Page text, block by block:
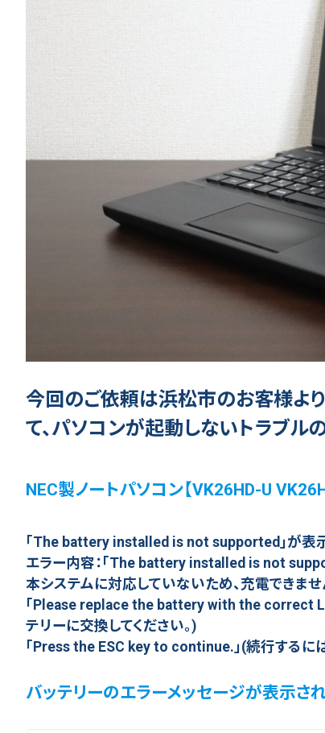
今回のご依頼は浜松市のお客様よ
て、パソコンが起動しないトラブル
NEC製ノートパソコン【VK26HD-U
「The battery installed is not supported」が表
エラー内容：「The battery installed is not
本システムに対応していないため、充電できませ
「Please replace the battery with the correct
テリーに交換してください。)
「Press the ESC key to continue.」(続行するに
バッテリーのエラーメッセージが表示さ